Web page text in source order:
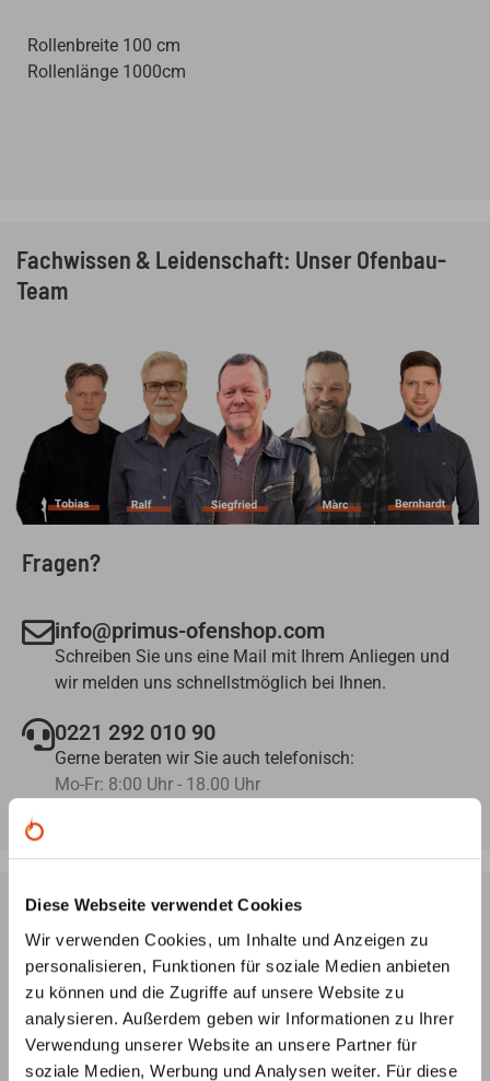
Diese Webseite verwendet Cookies
Wir verwenden Cookies, um Inhalte und Anzeigen zu
personalisieren, Funktionen für soziale Medien anbieten
zu können und die Zugriffe auf unsere Website zu
analysieren. Außerdem geben wir Informationen zu Ihrer
Verwendung unserer Website an unsere Partner für
soziale Medien, Werbung und Analysen weiter. Für diese
Rollenbreite 100 cm
Rollenlänge 1000cm
Fachwissen & Leidenschaft: Unser Ofenbau-
Team
Fragen?
info@primus-ofenshop.com
Schreiben Sie uns eine Mail mit Ihrem Anliegen und
wir melden uns schnellstmöglich bei Ihnen.
0221 292 010 90
Gerne beraten wir Sie auch telefonisch:
Mo-Fr: 8:00 Uhr - 18.00 Uhr
Ofenplanung per Videokonferenz
Lassen Sie sich von unseren Ofenbauern ein3D-Modell
Ihres Wunsch-Ofens erstellen – ganzunverbindlich und
kostenlos , nach Ihren Angaben und Vorstellungen.
Individuelle Beratung